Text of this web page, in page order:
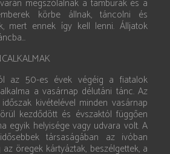
megszólalnak a tamburák és a
körbe állnak, táncolni és
mert ennek így kell lenni. Álljatok
az 50-es évek végéig a fiatalok
a vasárnap délutáni tánc. Az
kivételével minden vasárnap
kezdődött és évszaktól függően
egyik helyisége vagy udvara volt. A
társaságában az ivóban
öregek kártyáztak, beszélgettek, a